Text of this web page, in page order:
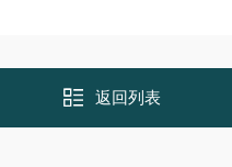
返回列表